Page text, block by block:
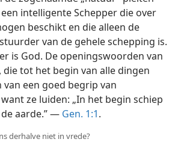
intelligente Schepper die over
beschikt en die alleen de
van de gehele schepping is.
is God. De openingswoorden van
die tot het begin van alle dingen
een goed begrip van
ze luiden: „In het begin schiep
aarde.” — Gen. 1:1.
derhalve niet in vrede?